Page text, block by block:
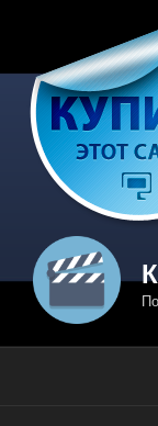
содержимому